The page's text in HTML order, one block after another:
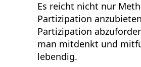
Es reicht nicht nur
Partizipation
Partizipation
man mitdenkt und
lebendig.